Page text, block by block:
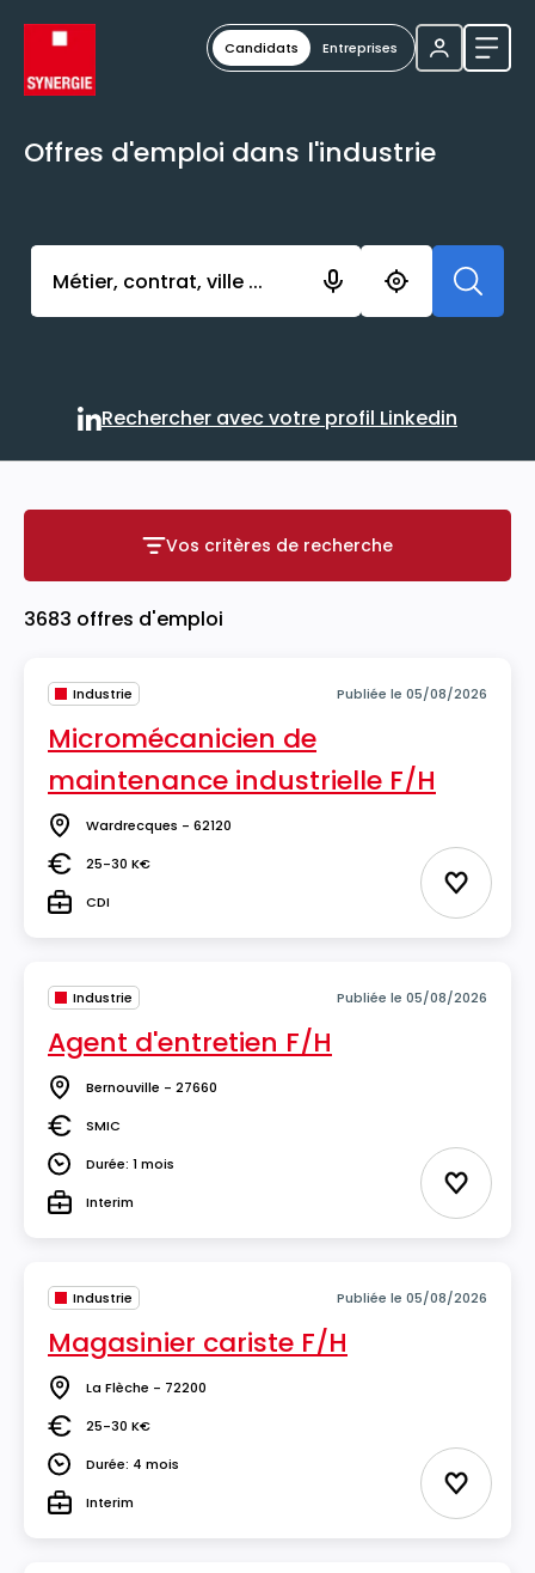
Candidats Entreprises
Offres d'emploi dans l'industrie
Activer l’élément pour lancer l’enregistrement.
Rechercher avec votre
Rechercher avec votre profil Linkedin
Vos critères de recherche
Vos critères de recherche
3683 offres d'emploi
Industrie Publiée le 05/08/2026
Micromécanicien de
maintenance industrielle F/H
Lieu Wardrecques - 62120
Salaire25-30 K€
TypeCDI Ajouter
Industrie Publiée le 05/08/2026
Agent d'entretien F/H
Lieu Bernouville - 27660
Salaire
SMIC
DuréeDurée: 1 mois
TypeInterim Ajouter
Industrie Publiée le 05/08/2026
Magasinier cariste F/H
Lieu La Flèche - 72200
Salaire25-30 K€
DuréeDurée: 4 mois
TypeInterim Ajouter